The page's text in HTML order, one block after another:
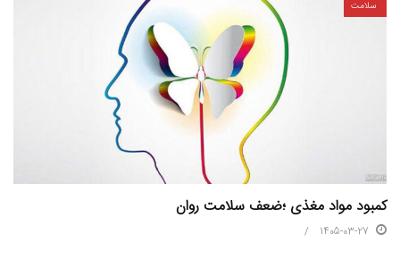
سلامت
کمبود مواد مغذی ؛ضعف سلامت روان
1405-03-27